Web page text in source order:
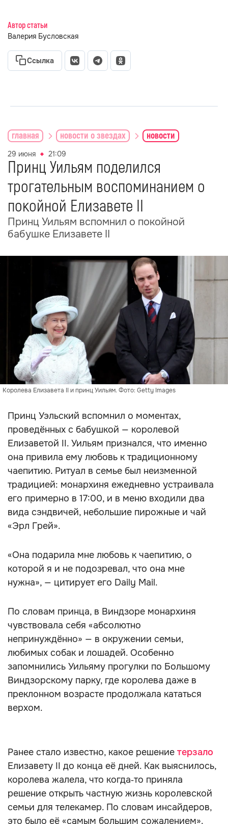
Автор статьи
Валерия Бусловская
Ссылка
главная новости о звездах новости
29 июня 21:09
Принц Уильям поделился
трогательным воспоминанием о
покойной Елизавете II
Принц Уильям вспомнил о покойной
бабушке Елизавете II
Королева Елизавета II и принц Уильям. Фото: Getty Images
Принц Уэльский вспомнил о моментах,
проведённых с бабушкой — королевой
Елизаветой II. Уильям признался, что именно
она привила ему любовь к традиционному
чаепитию. Ритуал в семье был неизменной
традицией: монархиня ежедневно устраивала
его примерно в 17:00, и в меню входили два
вида сэндвичей, небольшие пирожные и чай
«Эрл Грей».
«Она подарила мне любовь к чаепитию, о
которой я и не подозревал, что она мне
нужна», — цитирует его Daily Mail.
По словам принца, в Виндзоре монархиня
чувствовала себя «абсолютно
непринуждённо» — в окружении семьи,
любимых собак и лошадей. Особенно
запомнились Уильяму прогулки по Большому
Виндзорскому парку, где королева даже в
преклонном возрасте продолжала кататься
верхом.
Ранее стало известно, какое решение терзало
Елизавету II до конца её дней. Как выяснилось,
королева жалела, что когда‑то приняла
решение открыть частную жизнь королевской
семьи для телекамер. По словам инсайдеров,
это было её «самым большим сожалением».